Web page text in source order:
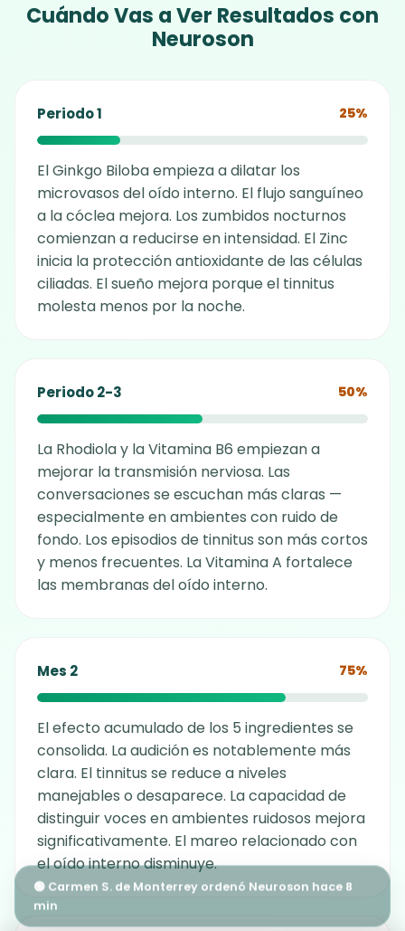
🟢 Carmen S. de Monterrey ordenó Neuroson hace 8
min
Cuándo Vas a Ver Resultados con
Neuroson
Periodo 1 25%
El Ginkgo Biloba empieza a dilatar los
microvasos del oído interno. El flujo sanguíneo
a la cóclea mejora. Los zumbidos nocturnos
comienzan a reducirse en intensidad. El Zinc
inicia la protección antioxidante de las células
ciliadas. El sueño mejora porque el tinnitus
molesta menos por la noche.
Periodo 2-3 50%
La Rhodiola y la Vitamina B6 empiezan a
mejorar la transmisión nerviosa. Las
conversaciones se escuchan más claras —
especialmente en ambientes con ruido de
fondo. Los episodios de tinnitus son más cortos
y menos frecuentes. La Vitamina A fortalece
las membranas del oído interno.
Mes 2 75%
El efecto acumulado de los 5 ingredientes se
consolida. La audición es notablemente más
clara. El tinnitus se reduce a niveles
manejables o desaparece. La capacidad de
distinguir voces en ambientes ruidosos mejora
significativamente. El mareo relacionado con
el oído interno disminuye.